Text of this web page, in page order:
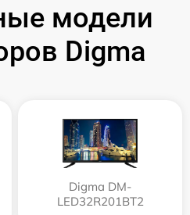
модели
Digma
Digma DM-
LED32R201BT2